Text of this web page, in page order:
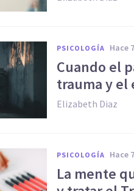
PSICOLOGÍA hace
Cuando el
trauma y el
Elizabeth Diaz
PSICOLOGÍA hace
La mente